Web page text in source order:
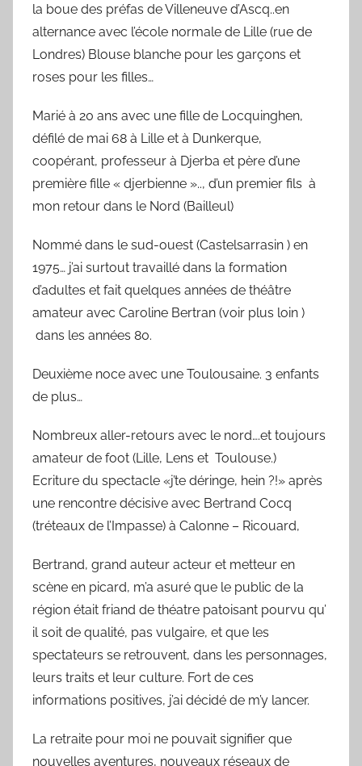
la boue des préfas de Villeneuve d’Ascq..en
alternance avec l’école normale de Lille (rue de
Londres) Blouse blanche pour les garçons et
roses pour les filles…
Marié à 20 ans avec une fille de Locquinghen,
défilé de mai 68 à Lille et à Dunkerque,
coopérant, professeur à Djerba et père d’une
première fille « djerbienne ».., d’un premier fils à
mon retour dans le Nord (Bailleul)
Nommé dans le sud-ouest (Castelsarrasin ) en
1975… j’ai surtout travaillé dans la formation
d’adultes et fait quelques années de théâtre
amateur avec Caroline Bertran (voir plus loin )
dans les années 80.
Deuxième noce avec une Toulousaine. 3 enfants
de plus…
Nombreux aller-retours avec le nord….et toujours
amateur de foot (Lille, Lens et Toulouse.)
Ecriture du spectacle «j’te déringe, hein ?!» après
une rencontre décisive avec Bertrand Cocq
(tréteaux de l’Impasse) à Calonne – Ricouard,
Bertrand, grand auteur acteur et metteur en
scène en picard, m’a asuré que le public de la
région était friand de théatre patoisant pourvu qu’
il soit de qualité, pas vulgaire, et que les
spectateurs se retrouvent, dans les personnages,
leurs traits et leur culture. Fort de ces
informations positives, j’ai décidé de m’y lancer.
La retraite pour moi ne pouvait signifier que
nouvelles aventures, nouveaux réseaux de